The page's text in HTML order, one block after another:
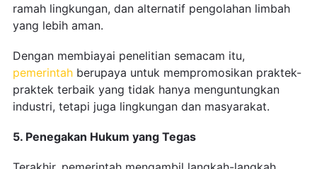
ramah lingkungan, dan alternatif pengolahan limbah
yang lebih aman.
Dengan membiayai penelitian semacam itu,
pemerintahberupaya untuk mempromosikan praktek-
praktek terbaik yang tidak hanya menguntungkan
industri, tetapi juga lingkungan dan masyarakat.
5. Penegakan Hukum yang Tegas